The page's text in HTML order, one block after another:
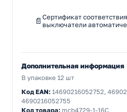
Сертификат
выключатели
Дополнительная информация
В упаковке 12 шт
Код EAN:14690216052752,
4690216052755
Код товара: mcb4729-1-16C